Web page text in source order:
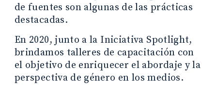
de fuentes son algunas de las prácticas
destacadas.
En 2020, junto a la Iniciativa Spotlight,
brindamos talleres de capacitación con
el objetivo de enriquecer el abordaje y la
perspectiva de género en los medios.